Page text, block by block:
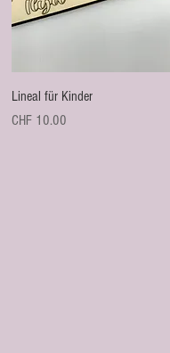
Schnellansicht
Lineal für Kinder
Preis
CHF 10.00